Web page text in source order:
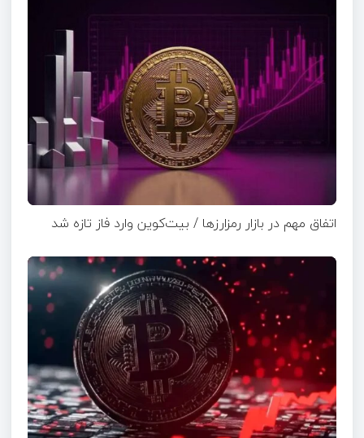
اتفاق مهم در بازار رمزارزها / بیت‌کوین وارد فاز تازه شد